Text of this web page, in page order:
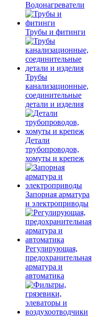
Водонагреватели
Трубы и фитинги
Трубы
канализационные,
соединительные
детали и изделия
Детали
трубопроводов,
хомуты и крепеж
Запорная арматура
и электроприводы
Регулирующая,
предохранительная
арматура и
автоматика